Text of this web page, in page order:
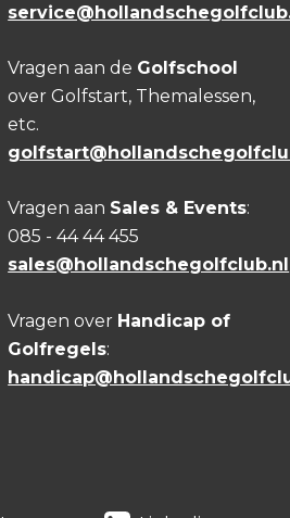
Vragen aan de Golfschool
over Golfstart, Themalessen,
etc.
Vragen aan Sales & Events:
085 - 44 44 455
sales@hollandschegolfclub.nl
Vragen over Handicap of
Golfregels: